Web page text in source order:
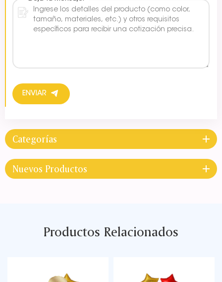
ENVIAR
Categorías
Nuevos Productos
Productos Relacionados